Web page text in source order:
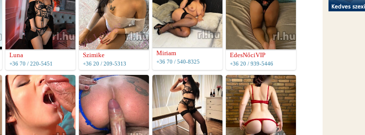
Luna
+36 70 / 220-5451
Szimike
+36 20 / 209-5313
Miriam
+36 70 / 540-8325
EdesNőciVIP
+36 20 / 939-5446